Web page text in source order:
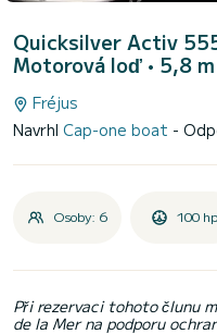
Quicksilver Activ
Motorová loď • 5,8 m
Fréjus
Navrhl Cap-one boat -
Osoby: 6 100 hp
Při rezervaci tohoto člunu
de la Mer na podporu